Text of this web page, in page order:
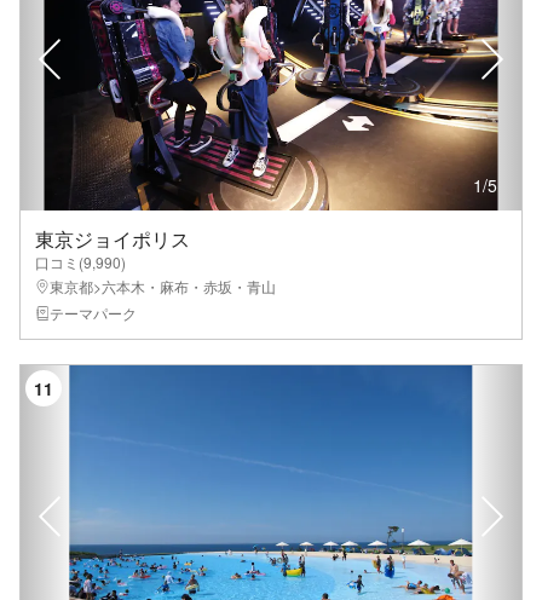
1/5
東京ジョイポリス
口コミ(9,990)
東京都>六本木・麻布・赤坂・青山
テーマパーク